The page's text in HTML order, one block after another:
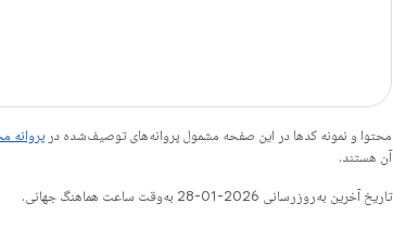
محتوا و نمونه کدها در این صفحه مشمول پروانه‌های توصیف‌شده در پروانه
آن هستند.
تاریخ آخرین به‌روزرسانی 2026-01-28 به‌وقت ساعت هماهنگ جهانی.